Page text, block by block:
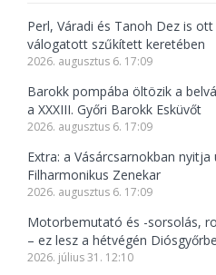
Perl, Váradi és Tanoh Dez is
válogatott szűkített keretében
2026. augusztus 6. 17:09
Barokk pompába öltözik a
a XXXIII. Győri Barokk Esküvőt
2026. augusztus 6. 17:09
Extra: a Vásárcsarnokban nyitja
Filharmonikus Zenekar
2026. augusztus 6. 17:09
Motorbemutató és -sorsolás,
– ez lesz a hétvégén
2026. július 31. 12:10